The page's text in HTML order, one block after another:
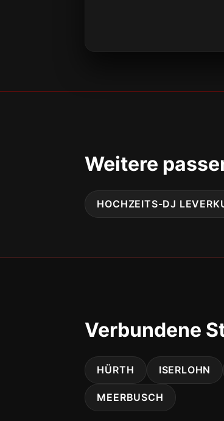
Weitere
HOCHZEITS-DJ
Verbundene
HÜRTH ISERLOHN
MEERBUSCH